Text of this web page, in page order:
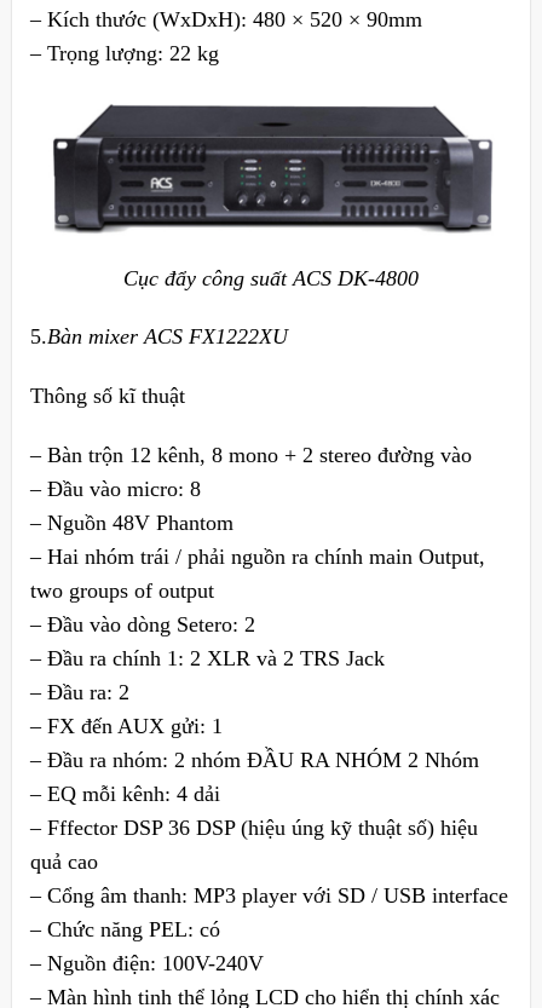
– Kích thước (WxDxH): 480 × 520 × 90mm
– Trọng lượng: 22 kg
Cục đẩy công suất ACS DK-4800
5.Bàn mixer ACS FX1222XU
Thông số kĩ thuật
– Bàn trộn 12 kênh, 8 mono + 2 stereo đường vào
– Đầu vào micro: 8
– Nguồn 48V Phantom
– Hai nhóm trái / phải nguồn ra chính main Output,
two groups of output
– Đầu vào dòng Setero: 2
– Đầu ra chính 1: 2 XLR và 2 TRS Jack
– Đầu ra: 2
– FX đến AUX gửi: 1
– Đầu ra nhóm: 2 nhóm ĐẦU RA NHÓM 2 Nhóm
– EQ mỗi kênh: 4 dải
– Fffector DSP 36 DSP (hiệu úng kỹ thuật số) hiệu
quả cao
– Cổng âm thanh: MP3 player với SD / USB interface
– Chức năng PEL: có
– Nguồn điện: 100V-240V
– Màn hình tinh thể lỏng LCD cho hiển thị chính xác